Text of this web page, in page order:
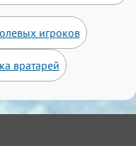
игроков
вратарей